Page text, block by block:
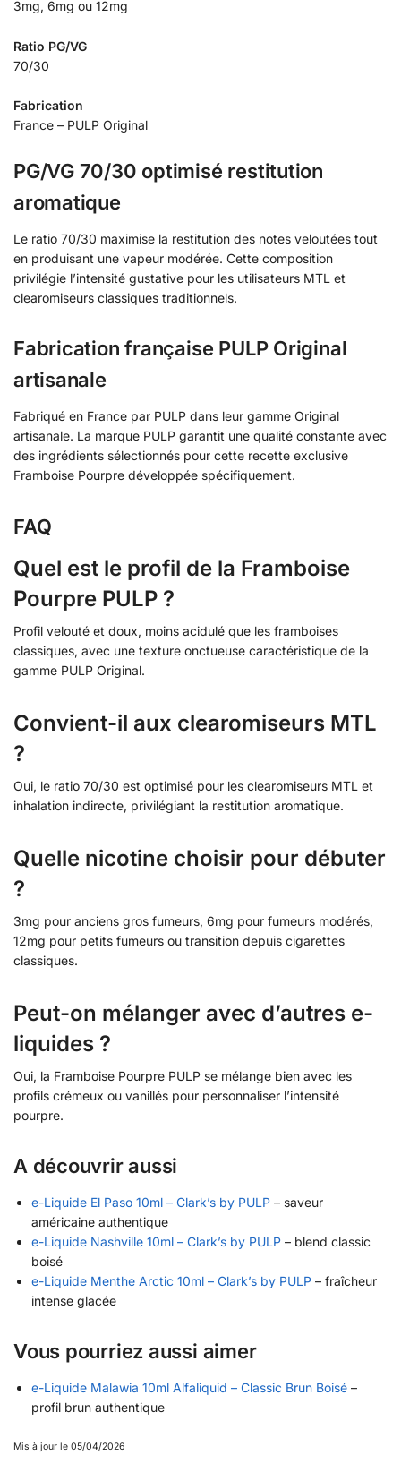
3mg, 6mg ou 12mg
Ratio PG/VG
70/30
Fabrication
France – PULP Original
PG/VG 70/30 optimisé restitution
aromatique
Le ratio 70/30 maximise la restitution des notes veloutées tout
en produisant une vapeur modérée. Cette composition
privilégie l’intensité gustative pour les utilisateurs MTL et
clearomiseurs classiques traditionnels.
Fabrication française PULP Original
artisanale
Fabriqué en France par PULP dans leur gamme Original
artisanale. La marque PULP garantit une qualité constante avec
des ingrédients sélectionnés pour cette recette exclusive
Framboise Pourpre développée spécifiquement.
FAQ
Quel est le profil de la Framboise
Pourpre PULP ?
Profil velouté et doux, moins acidulé que les framboises
classiques, avec une texture onctueuse caractéristique de la
gamme PULP Original.
Convient-il aux clearomiseurs MTL
?
Oui, le ratio 70/30 est optimisé pour les clearomiseurs MTL et
inhalation indirecte, privilégiant la restitution aromatique.
Quelle nicotine choisir pour débuter
?
3mg pour anciens gros fumeurs, 6mg pour fumeurs modérés,
12mg pour petits fumeurs ou transition depuis cigarettes
classiques.
Peut-on mélanger avec d’autres e-
liquides ?
Oui, la Framboise Pourpre PULP se mélange bien avec les
profils crémeux ou vanillés pour personnaliser l’intensité
pourpre.
A découvrir aussi
e-Liquide El Paso 10ml – Clark’s by PULP – saveur
américaine authentique
e-Liquide Nashville 10ml – Clark’s by PULP – blend classic
boisé
e-Liquide Menthe Arctic 10ml – Clark’s by PULP – fraîcheur
intense glacée
Vous pourriez aussi aimer
e-Liquide Malawia 10ml Alfaliquid – Classic Brun Boisé –
profil brun authentique
Mis à jour le 05/04/2026